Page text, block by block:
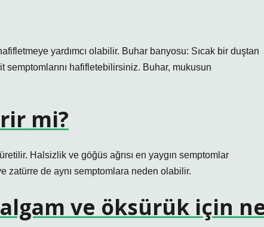
yardımcı olabilir. Buhar banyosu: Sıcak bir duştan
semptomlarını hafifletebilirsiniz. Buhar, mukusun
mi?
Halsizlik ve göğüs ağrısı en yaygın semptomlar
zatürre de aynı semptomlara neden olabilir.
ve öksürük için